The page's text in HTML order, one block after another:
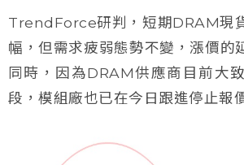
TrendForce研判，短期DRAM現
幅，但需求疲弱態勢不變，漲價的
同時，因為DRAM供應商目前大
段，模組廠也已在今日跟進停止報